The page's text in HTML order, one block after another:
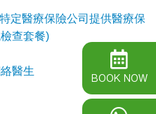
定醫療保險公司提供醫療保
查套餐)
醫生
BOOK NOW